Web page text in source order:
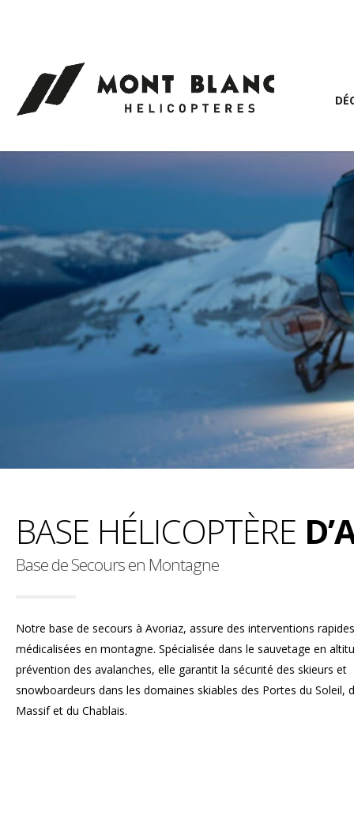
BASE HÉLICOPTÈRE
Base de Secours en Montagne
Notre base de secours à Avoriaz, assure des interventions
médicalisées en montagne. Spécialisée dans le sauvetage en
prévention des avalanches, elle garantit la sécurité des skieurs et
snowboardeurs dans les domaines skiables des Portes du Soleil,
Massif et du Chablais.